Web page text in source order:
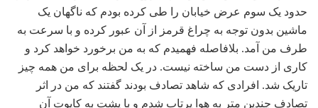
حدود یک سوم عرض خیابان را طی کرده بودم که ناگهان یک
ماشین بدون توجه به چراغ قرمز از آن عبور کرده و با سرعت به
طرف من آمد. بلافاصله فهمیدم که به من برخورد خواهد کرد و
کاری از دست من ساخته نیست. در یک لحظه برای من همه چیز
تاریک شد. افرادی که شاهد تصادف بودند گفتند که من در اثر
تصادف چندین متر به هوا پرتاب شدم و با پشت به کاپوت آن